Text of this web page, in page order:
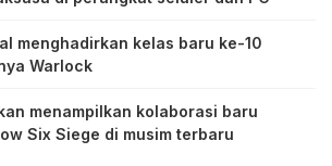
menghadirkan kelas baru ke-10
Warlock
menampilkan kolaborasi baru
Six Siege di musim terbaru